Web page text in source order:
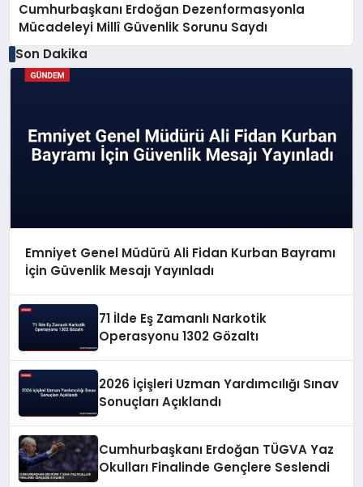
Cumhurbaşkanı Erdoğan Dezenformasyonla
Mücadeleyi Millî Güvenlik Sorunu Saydı
Son Dakika
Emniyet Genel Müdürü Ali Fidan Kurban Bayramı
İçin Güvenlik Mesajı Yayınladı
71 İlde Eş Zamanlı Narkotik
Operasyonu 1302 Gözaltı
2026 İçişleri Uzman Yardımcılığı Sınav
Sonuçları Açıklandı
Cumhurbaşkanı Erdoğan TÜGVA Yaz
Okulları Finalinde Gençlere Seslendi